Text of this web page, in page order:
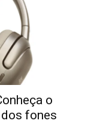
o
fones